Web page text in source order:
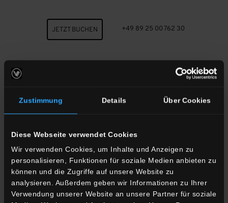
Zustimmung Details Über Cookies
Diese Webseite verwendet Cookies
Wir verwenden Cookies, um Inhalte und Anzeigen zu
personalisieren, Funktionen für soziale Medien anbieten zu
können und die Zugriffe auf unsere Website zu
analysieren. Außerdem geben wir Informationen zu Ihrer
Verwendung unserer Website an unsere Partner für soziale
JETZT BUCHEN +49 89 25 00 762 30
Das sagen unsere Gäste
Downtown Vi Vadi Hotel sehen. Du kannst das
filtern.